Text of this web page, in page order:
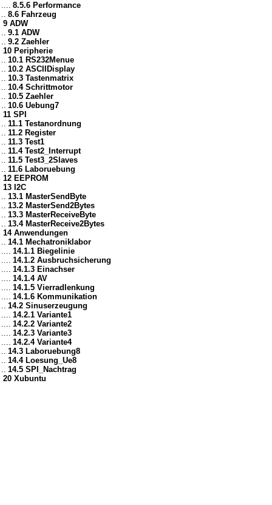
.... 8.5.6 Performance
.. 8.6 Fahrzeug
9 ADW
.. 9.1 ADW
.. 9.2 Zaehler
10 Peripherie
.. 10.1 RS232Menue
.. 10.2 ASCIIDisplay
.. 10.3 Tastenmatrix
.. 10.4 Schrittmotor
.. 10.5 Zaehler
.. 10.6 Uebung7
11 SPI
.. 11.1 Testanordnung
.. 11.2 Register
.. 11.3 Test1
.. 11.4 Test2_Interrupt
.. 11.5 Test3_2Slaves
.. 11.6 Laboruebung
12 EEPROM
13 I2C
.. 13.1 MasterSendByte
.. 13.2 MasterSend2Bytes
.. 13.3 MasterReceiveByte
.. 13.4 MasterReceive2Bytes
14 Anwendungen
.. 14.1 Mechatroniklabor
.... 14.1.1 Biegelinie
.... 14.1.2 Ausbruchsicherung
.... 14.1.3 Einachser
.... 14.1.4 AV
.... 14.1.5 Vierradlenkung
.... 14.1.6 Kommunikation
.. 14.2 Sinuserzeugung
.... 14.2.1 Variante1
.... 14.2.2 Variante2
.... 14.2.3 Variante3
.... 14.2.4 Variante4
.. 14.3 Laboruebung8
.. 14.4 Loesung_Ue8
.. 14.5 SPI_Nachtrag
20 Xubuntu